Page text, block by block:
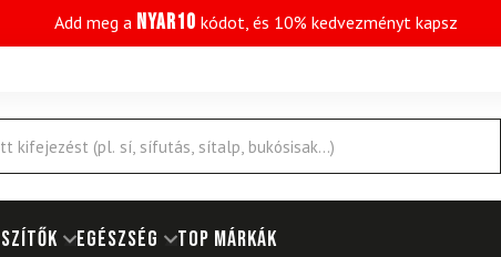
Add meg a NYAR10 kódot, és 10% kedvezményt kapsz
EGÉSZSÉG Top márkák